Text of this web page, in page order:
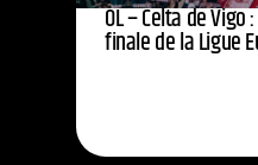
OL – Celta de
finale de la Ligue